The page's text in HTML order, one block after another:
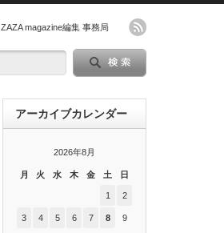
ZAZA magazine編集 事務局
アーカイブカレンダー
2026年8月
月 火 水 木 金 土 日
1 2
3 4 5 6 7 8 9